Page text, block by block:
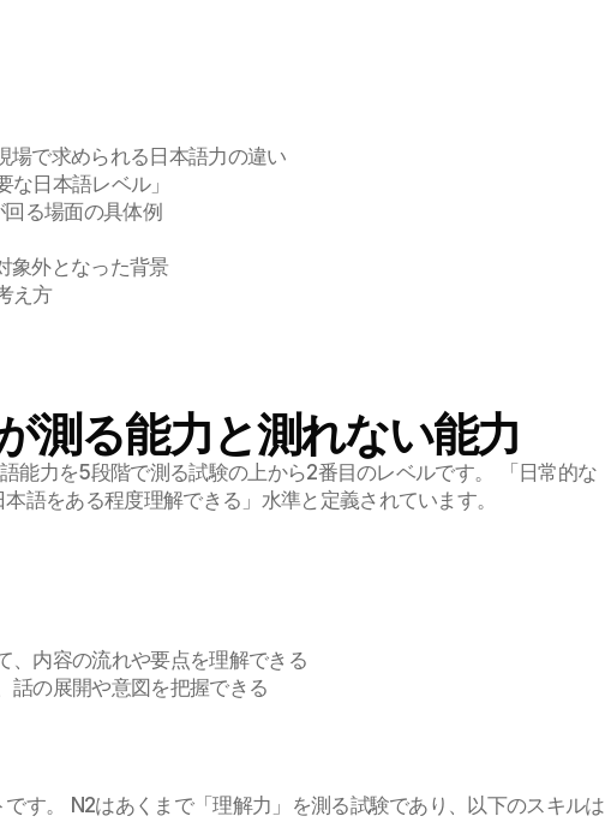
場で求められる日本語力の違い
日本語レベル」
る場面の具体例
象外となった背景
え方
測る能力と測れない能力
能力を5段階で測る試験の上から2番目のレベルです。 「日常的な
語をある程度理解できる」水準と定義されています。
、内容の流れや要点を理解できる
話の展開や意図を把握できる
す。 N2はあくまで「理解力」を測る試験であり、以下のスキルは